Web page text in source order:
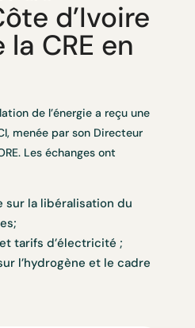
d’Ivoire
CRE en
de l’énergie a reçu une
menée par son Directeur
Les échanges ont
sur la libéralisation du
tarifs d’électricité ;
l’hydrogène et le cadre